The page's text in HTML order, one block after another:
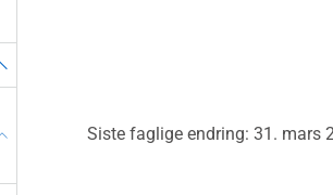
Siste faglige endring: 31. mars